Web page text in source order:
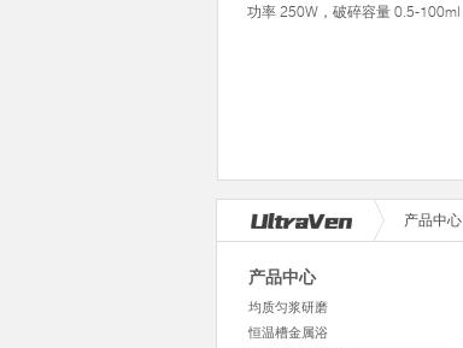
功率 250W，破碎容量 0.5-100ml
产品中心
产品中心
均质匀浆研磨
恒温槽金属浴